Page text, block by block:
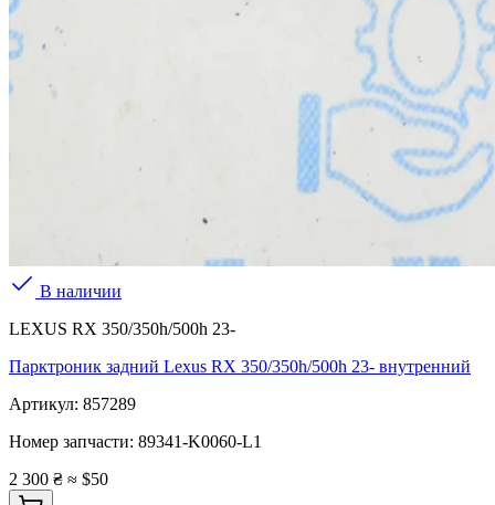
В наличии
LEXUS RX 350/350h/500h 23-
Парктроник задний Lexus RX 350/350h/500h 23- внутренний
Артикул: 857289
Номер запчасти: 89341-K0060-L1
2 300 ₴ ≈ $50